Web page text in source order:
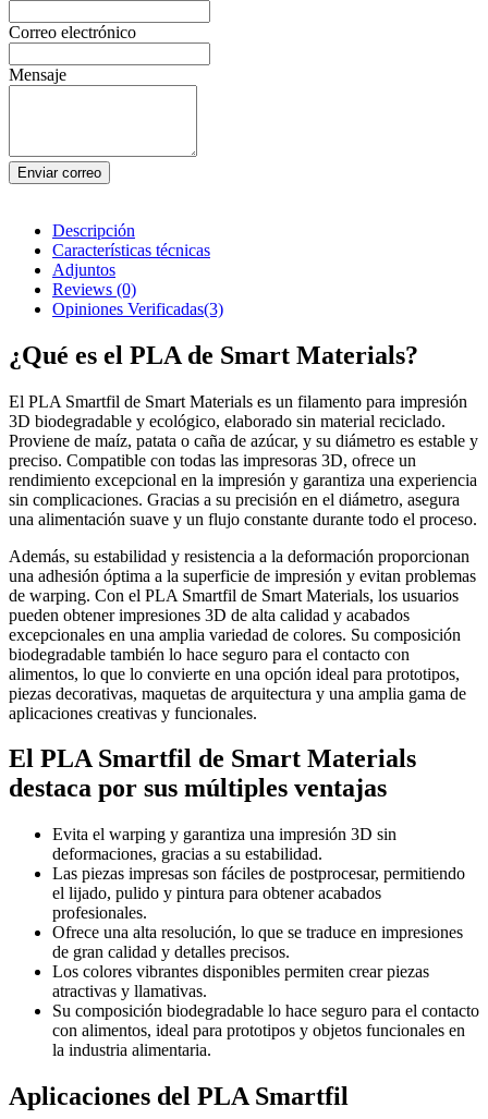
Correo electrónico
Mensaje
Enviar correo
Descripción
Características técnicas
Adjuntos
Reviews (0)
Opiniones Verificadas(3)
¿Qué es el PLA de Smart Materials?
El PLA Smartfil de Smart Materials es un filamento para impresión
3D biodegradable y ecológico, elaborado sin material reciclado.
Proviene de maíz, patata o caña de azúcar, y su diámetro es estable y
preciso. Compatible con todas las impresoras 3D, ofrece un
rendimiento excepcional en la impresión y garantiza una experiencia
sin complicaciones. Gracias a su precisión en el diámetro, asegura
una alimentación suave y un flujo constante durante todo el proceso.
Además, su estabilidad y resistencia a la deformación proporcionan
una adhesión óptima a la superficie de impresión y evitan problemas
de warping. Con el PLA Smartfil de Smart Materials, los usuarios
pueden obtener impresiones 3D de alta calidad y acabados
excepcionales en una amplia variedad de colores. Su composición
biodegradable también lo hace seguro para el contacto con
alimentos, lo que lo convierte en una opción ideal para prototipos,
piezas decorativas, maquetas de arquitectura y una amplia gama de
aplicaciones creativas y funcionales.
El PLA Smartfil de Smart Materials
destaca por sus múltiples ventajas
Evita el warping y garantiza una impresión 3D sin
deformaciones, gracias a su estabilidad.
Las piezas impresas son fáciles de postprocesar, permitiendo
el lijado, pulido y pintura para obtener acabados
profesionales.
Ofrece una alta resolución, lo que se traduce en impresiones
de gran calidad y detalles precisos.
Los colores vibrantes disponibles permiten crear piezas
atractivas y llamativas.
Su composición biodegradable lo hace seguro para el contacto
con alimentos, ideal para prototipos y objetos funcionales en
la industria alimentaria.
Aplicaciones del PLA Smartfil